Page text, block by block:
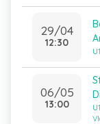
29/04
12:30
06/05
13:00